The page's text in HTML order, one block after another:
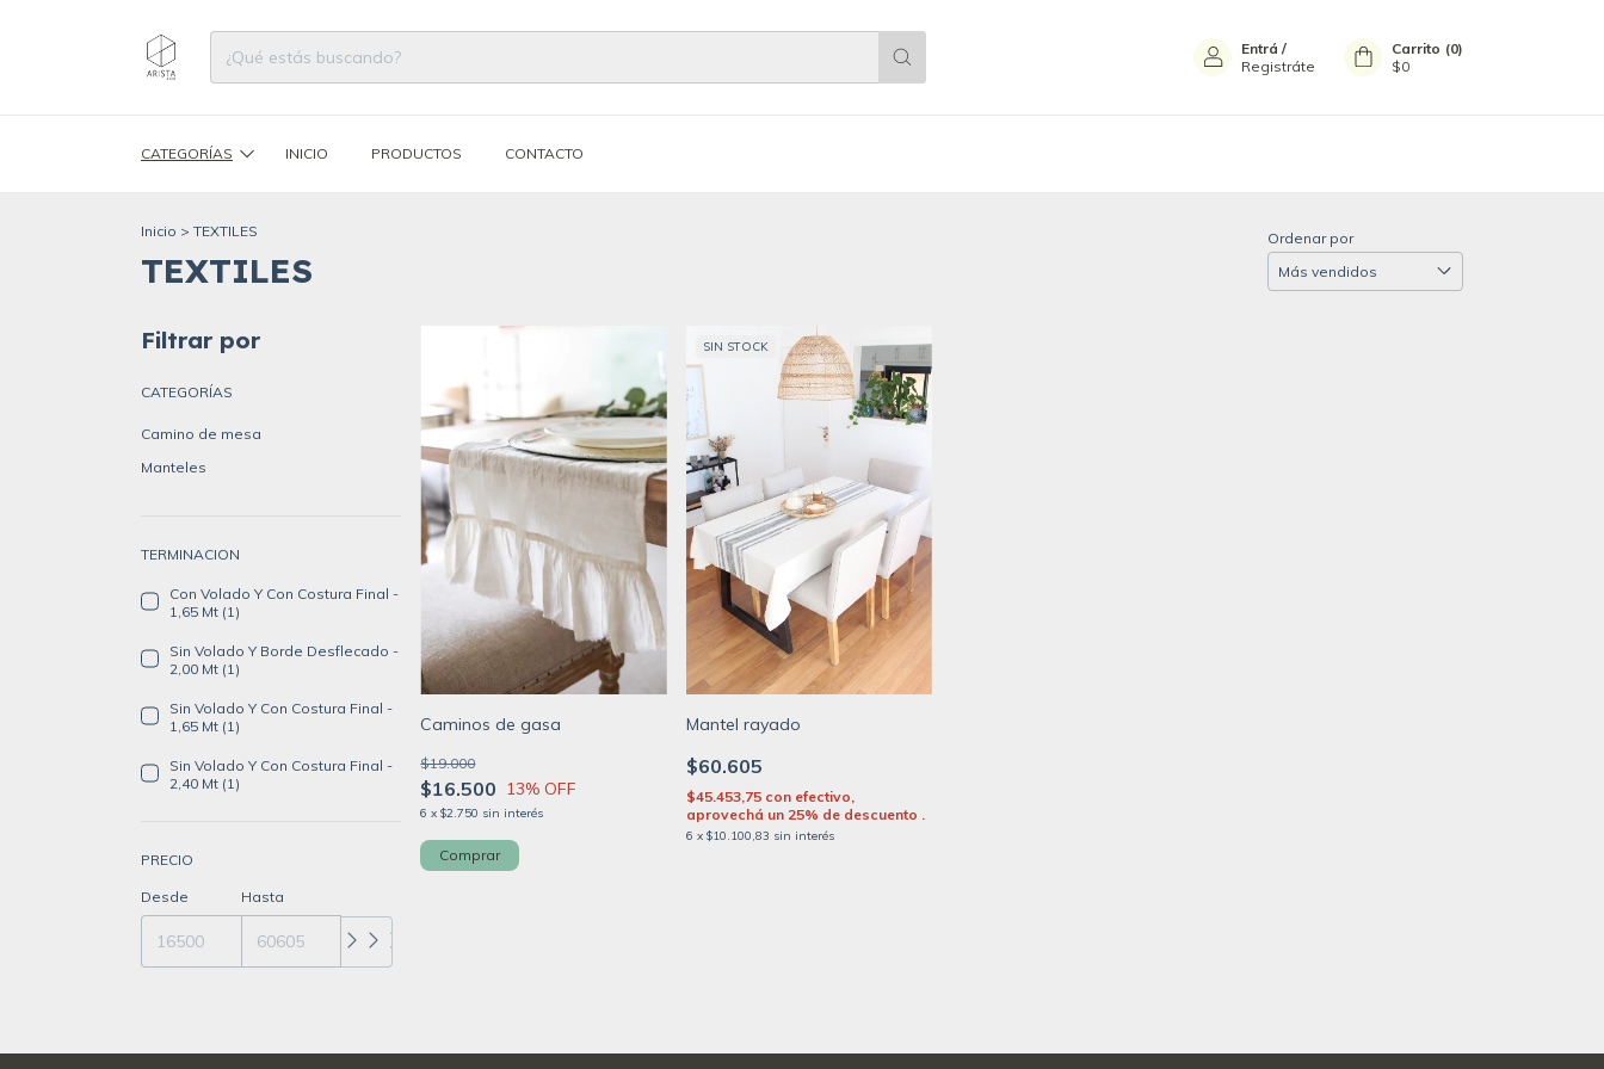
Entrá /
Registráte
Carrito (0)
$0
CATEGORÍAS INICIO PRODUCTOS CONTACTO
Inicio > TEXTILES
TEXTILES
Ordenar por
Filtrar por
CATEGORÍAS
Camino de mesa
Manteles
TERMINACION
Con Volado Y Con Costura Final -
1,65 Mt (1)
Sin Volado Y Borde Desflecado -
2,00 Mt (1)
Sin Volado Y Con Costura Final -
1,65 Mt (1)
Sin Volado Y Con Costura Final -
2,40 Mt (1)
PRECIO
Desde Hasta
Caminos de gasa
$16.500
$19.000
13% OFF
6 x$2.750 sin interés
Comprar
SIN STOCK
Mantel rayado
$60.605
6 x $10.100,83 sin interés
$45.453,75 con efectivo,
aprovechá un 25% de descuento .